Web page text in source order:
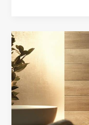
Comment
choisir
son
carrelage
mural
bois